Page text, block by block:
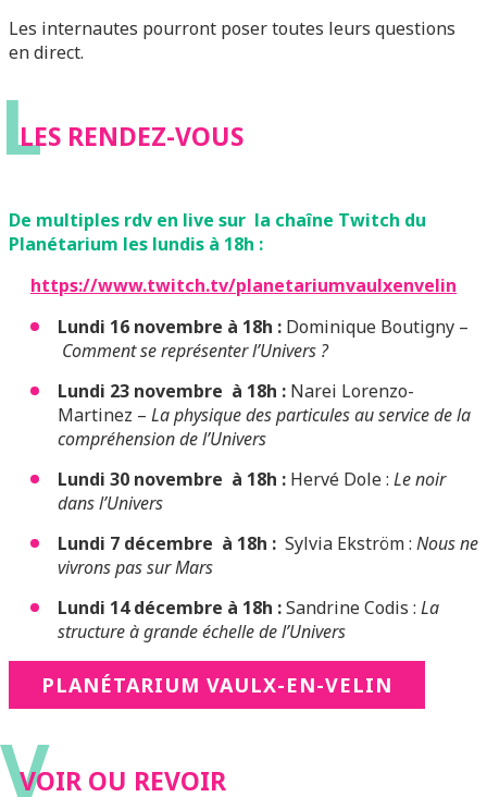
Les internautes pourront poser toutes leurs questions
en direct.
L
LES RENDEZ-VOUS
De multiples rdv en live sur la chaîne Twitch du
Planétarium les lundis à 18h :
https://www.twitch.tv/planetariumvaulxenvelin
Lundi 16 novembre à 18h : Dominique Boutigny –
Comment se représenter l’Univers ?
Lundi 23 novembre à 18h : Narei Lorenzo-
Martinez – La physique des particules au service de la
compréhension de l’Univers
Lundi 30 novembre à 18h : Hervé Dole : Le noir
dans l’Univers
Lundi 7 décembre à 18h : Sylvia Ekström : Nous ne
vivrons pas sur Mars
Lundi 14 décembre à 18h :Sandrine Codis : La
structure à grande échelle de l’Univers
PLANÉTARIUM VAULX-EN-VELIN
V
VOIR OU REVOIR